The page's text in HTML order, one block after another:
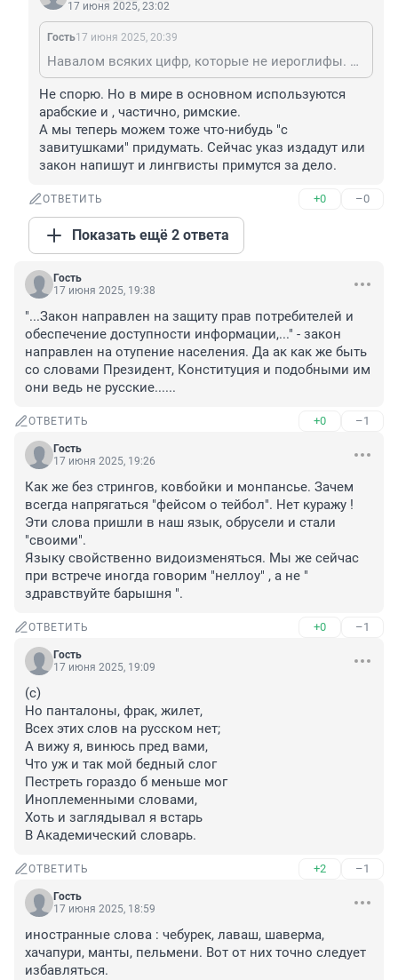
17 июня 2025, 23:02
Гость17 июня 2025, 20:39
Навалом всяких цифр, которые не иероглифы. Тот же деванагари, монгольские цифры, тибетские, лаосские. Плюс еще многие цифры буквами записывали, как в иврите или старославянском (типа А с завитушкой сверху — 1, Б с завитушкой — 2 и тд)
Не спорю. Но в мире в основном используются
арабские и , частично, римские.
А мы теперь можем тоже что-нибудь "с
завитушками" придумать. Сейчас указ издадут или
закон напишут и лингвисты примутся за дело.
ОТВЕТИТЬ +0 –0
Показать ещё 2 ответа
Гость
17 июня 2025, 19:38
"...Закон направлен на защиту прав потребителей и
обеспечение доступности информации,..." - закон
направлен на отупение населения. Да ак как же быть
со словами Президент, Конституция и подобными им
они ведь не русские......
ОТВЕТИТЬ +0 –1
Гость
17 июня 2025, 19:26
Как же без стрингов, ковбойки и монпансье. Зачем
всегда напрягаться "фейсом о тейбол". Нет куражу !
Эти слова пришли в наш язык, обрусели и стали
"своими".
Языку свойственно видоизменяться. Мы же сейчас
при встрече иногда говорим "неллоу" , а не "
здравствуйте барышня ".
ОТВЕТИТЬ +0 –1
Гость
17 июня 2025, 19:09
(с)
Но панталоны, фрак, жилет,
Всех этих слов на русском нет;
А вижу я, винюсь пред вами,
Что уж и так мой бедный слог
Пестреть гораздо б меньше мог
Иноплеменными словами,
Хоть и заглядывал я встарь
В Академический словарь.
ОТВЕТИТЬ +2 –1
Гость
17 июня 2025, 18:59
иностранные слова : чебурек, лаваш, шаверма,
хачапури, манты, пельмени. Вот от них точно следует
избавляться.